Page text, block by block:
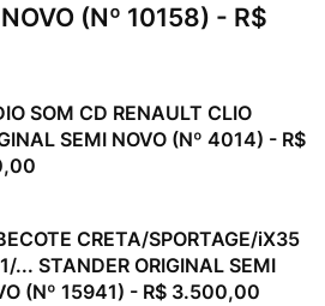
(Nº 10158) - R$
SOM CD RENAULT CLIO
SEMI NOVO (Nº 4014) - R$
CRETA/SPORTAGE/iX35
... STANDER ORIGINAL SEMI
(Nº 15941) - R$ 3.500,00